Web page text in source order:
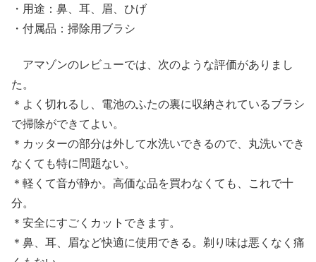
・用途：鼻、耳、眉、ひげ
・付属品：掃除用ブラシ
アマゾンのレビューでは、次のような評価がありまし
た。
＊よく切れるし、電池のふたの裏に収納されているブラシ
で掃除ができてよい。
＊カッターの部分は外して水洗いできるので、丸洗いでき
なくても特に問題ない。
＊軽くて音が静か。高価な品を買わなくても、これで十
分。
＊安全にすごくカットできます。
＊鼻、耳、眉など快適に使用できる。剃り味は悪くなく痛